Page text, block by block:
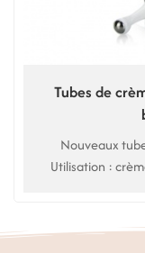
Tubes de
Nouveaux
Utilisation :